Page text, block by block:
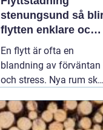
stenungsund så blir
flytten enklare och
mer trygg
En flytt är ofta en
blandning av förväntan
och stress. Nya rum ska
ändras, avtal sägas upp
och tecknas. Mitt i allt